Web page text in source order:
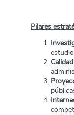
Pilares